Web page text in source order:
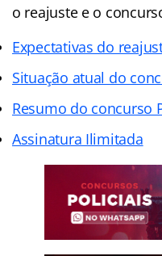
o reajuste e o
Expectativas do
Situação atual do
Resumo do concurso
Assinatura Ilimitada